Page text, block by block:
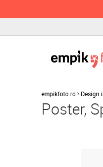
empikfoto.ro Design
Poster,